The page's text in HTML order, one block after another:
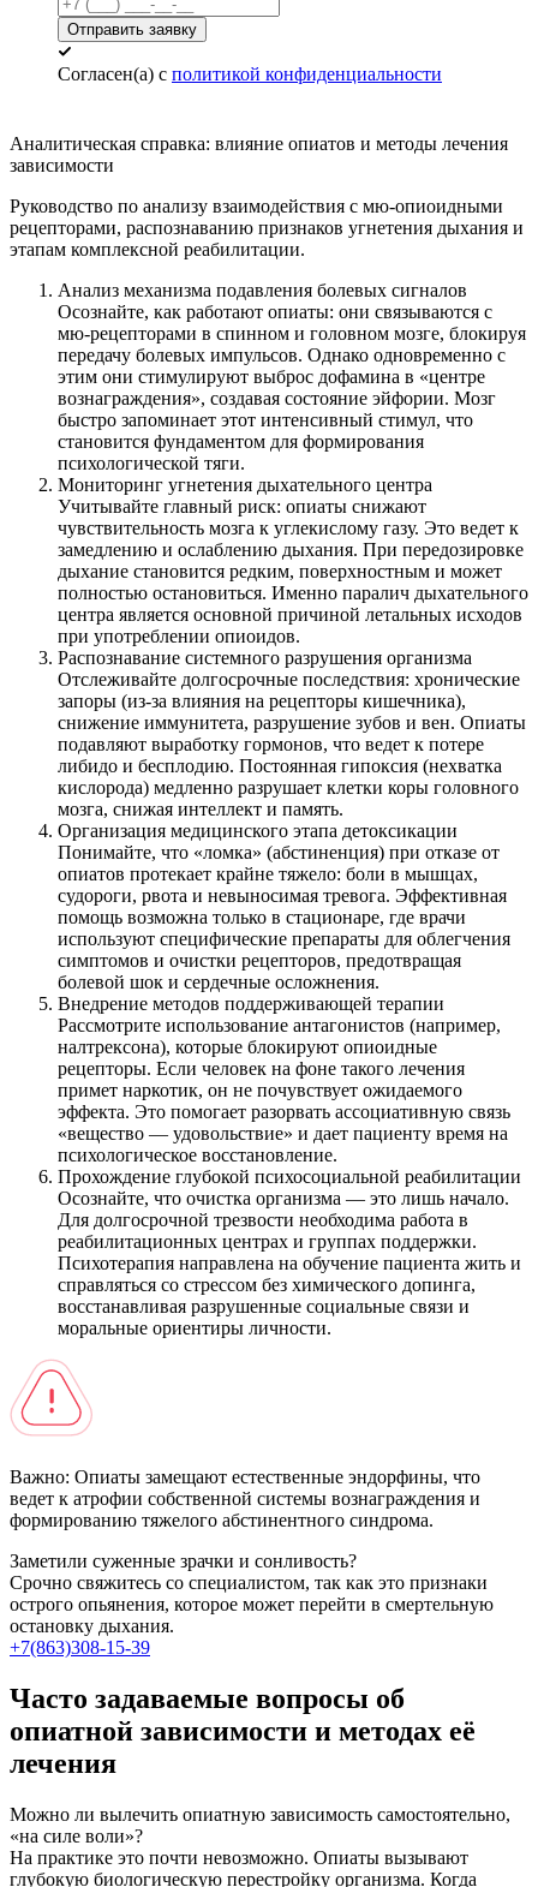
Отправить заявку
Согласен(а) с политикой конфиденциальности
Аналитическая справка: влияние опиатов и методы лечения
зависимости
Руководство по анализу взаимодействия с мю-опиоидными
рецепторами, распознаванию признаков угнетения дыхания и
этапам комплексной реабилитации.
Анализ механизма подавления болевых сигналов
Осознайте, как работают опиаты: они связываются с
мю-рецепторами в спинном и головном мозге, блокируя
передачу болевых импульсов. Однако одновременно с
этим они стимулируют выброс дофамина в «центре
вознаграждения», создавая состояние эйфории. Мозг
быстро запоминает этот интенсивный стимул, что
становится фундаментом для формирования
психологической тяги.
Мониторинг угнетения дыхательного центра
Учитывайте главный риск: опиаты снижают
чувствительность мозга к углекислому газу. Это ведет к
замедлению и ослаблению дыхания. При передозировке
дыхание становится редким, поверхностным и может
полностью остановиться. Именно паралич дыхательного
центра является основной причиной летальных исходов
при употреблении опиоидов.
Распознавание системного разрушения организма
Отслеживайте долгосрочные последствия: хронические
запоры (из-за влияния на рецепторы кишечника),
снижение иммунитета, разрушение зубов и вен. Опиаты
подавляют выработку гормонов, что ведет к потере
либидо и бесплодию. Постоянная гипоксия (нехватка
кислорода) медленно разрушает клетки коры головного
мозга, снижая интеллект и память.
Организация медицинского этапа детоксикации
Понимайте, что «ломка» (абстиненция) при отказе от
опиатов протекает крайне тяжело: боли в мышцах,
судороги, рвота и невыносимая тревога. Эффективная
помощь возможна только в стационаре, где врачи
используют специфические препараты для облегчения
симптомов и очистки рецепторов, предотвращая
болевой шок и сердечные осложнения.
Внедрение методов поддерживающей терапии
Рассмотрите использование антагонистов (например,
налтрексона), которые блокируют опиоидные
рецепторы. Если человек на фоне такого лечения
примет наркотик, он не почувствует ожидаемого
эффекта. Это помогает разорвать ассоциативную связь
«вещество — удовольствие» и дает пациенту время на
психологическое восстановление.
Прохождение глубокой психосоциальной реабилитации
Осознайте, что очистка организма — это лишь начало.
Для долгосрочной трезвости необходима работа в
реабилитационных центрах и группах поддержки.
Психотерапия направлена на обучение пациента жить и
справляться со стрессом без химического допинга,
восстанавливая разрушенные социальные связи и
моральные ориентиры личности.
Важно: Опиаты замещают естественные эндорфины, что
ведет к атрофии собственной системы вознаграждения и
формированию тяжелого абстинентного синдрома.
Заметили суженные зрачки и сонливость?
Срочно свяжитесь со специалистом, так как это признаки
острого опьянения, которое может перейти в смертельную
остановку дыхания.
+7(863)308-15-39
Часто задаваемые вопросы об
опиатной зависимости и методах её
лечения
Можно ли вылечить опиатную зависимость самостоятельно,
«на силе воли»?
На практике это почти невозможно. Опиаты вызывают
глубокую биологическую перестройку организма. Когда